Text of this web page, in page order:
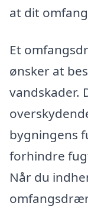
at dit
Et
ønsker at
vandskader.
bygningens
forhindre
Når du